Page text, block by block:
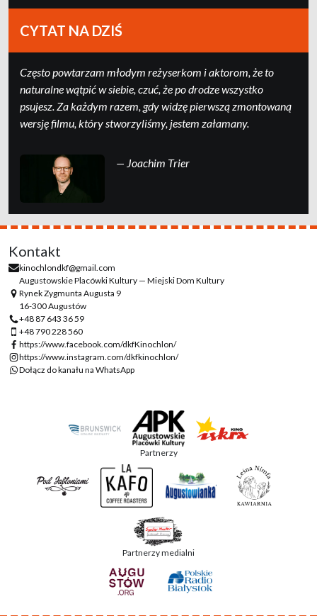
CYTAT NA DZIŚ
Często powtarzam młodym reżyserkom i aktorom, że to
naturalne wątpić w siebie, czuć, że po drodze wszystko
psujesz. Za każdym razem, gdy widzę pierwszą zmontowaną
wersję filmu, który stworzyliśmy, jestem załamany.
— Joachim Trier
Kontakt
kinochlondkf@gmail.com
Augustowskie Placówki Kultury — Miejski Dom Kultury
Rynek Zygmunta Augusta 9
16-300 Augustów
+48 87 643 36 59
+48 790 228 560
https://www.facebook.com/dkfKinochlon/
https://www.instagram.com/dkfkinochlon/
Dołącz do kanału na WhatsApp
Partnerzy
Partnerzy medialni